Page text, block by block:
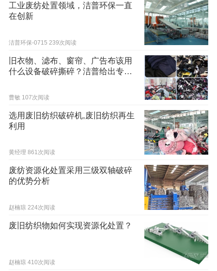
工业废纺处置领域，洁普环保一直
在创新
洁普环保-0715 239次阅读
旧衣物、滤布、窗帘、广告布该用
什么设备破碎撕碎？洁普给出专业
曹敏 107次阅读
选用废旧纺织破碎机,废旧纺织再生
利用
黄经理 861次阅读
废纺资源化处置采用三级双轴破碎
的优势分析
赵楠琼 224次阅读
废旧纺织物如何实现资源化处置？
赵楠琼 410次阅读